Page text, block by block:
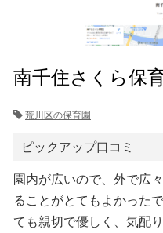
南千住さくら保
荒川区の保育園
ピックアップ口コミ
園内が広いので、外で広
ることがとてもよかった
ても親切で優しく、気配